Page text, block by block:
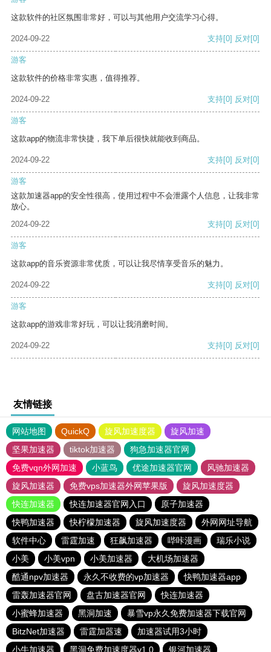
这款软件的社区氛围非常好，可以与其他用户交流学习心得。
2024-09-22 支持[0] 反对[0]
游客
这款软件的价格非常实惠，值得推荐。
2024-09-22 支持[0] 反对[0]
游客
这款app的物流非常快捷，我下单后很快就能收到商品。
2024-09-22 支持[0] 反对[0]
游客
这款加速器app的安全性很高，使用过程中不会泄露个人信息，让我非常
放心。
2024-09-22
支持[0] 反对[0]
游客
这款app的音乐资源非常优质，可以让我尽情享受音乐的魅力。
2024-09-22 支持[0] 反对[0]
游客
这款app的游戏非常好玩，可以让我消磨时间。
2024-09-22 支持[0] 反对[0]
友情链接
网站地图 QuickQ 旋风加速度器
旋风加速
坚果加速器
tiktok加速器
狗急加速器官网
免费vqn外网加速
小蓝鸟 优途加速器官网
风驰加速器
旋风加速器
免费vps加速器外网苹果版
旋风加速度器
快连加速器
快连加速器官网入口
原子加速器
快鸭加速器
快柠檬加速器 旋风加速度器
外网网址导航
软件中心
雷霆加速 狂飙加速器 哔咔漫画
瑞乐小说
小美
小美vpn 小美加速器
大机场加速器
酷通npv加速器
永久不收费的vp加速器
快鸭加速器app
雷轰加速器官网
盘古加速器官网
快连加速器
小蜜蜂加速器
黑洞加速
暴雪vp永久免费加速器下载官网
BitzNet加速器
雷霆加器速
加速器试用3小时
小牛加速器
黑洞免费加速度器v1.0 银河加速器